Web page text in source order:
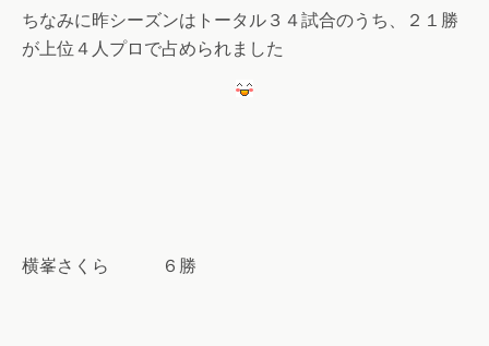
ちなみに昨シーズンはトータル３４試合のうち、２１勝
が上位４人プロで占められました
横峯さくら ６勝